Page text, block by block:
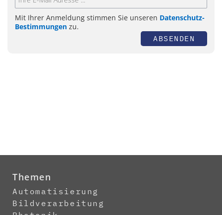
Mit Ihrer Anmeldung stimmen Sie unseren Datenschutz-
Bestimmungen zu.
ABSENDEN
Themen
Automatisierung
Bildverarbeitung